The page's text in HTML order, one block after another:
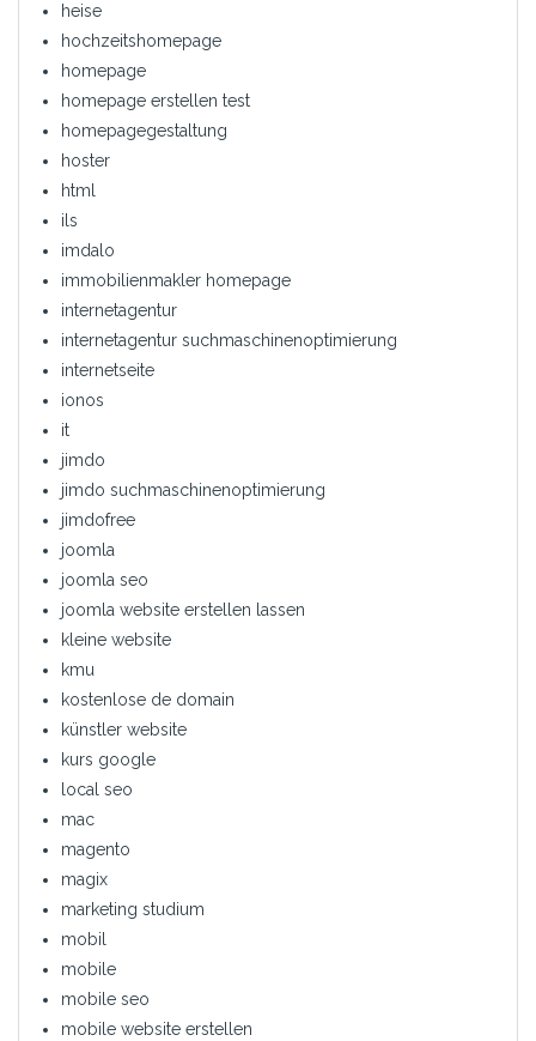
heise
hochzeitshomepage
homepage
homepage erstellen test
homepagegestaltung
hoster
html
ils
imdalo
immobilienmakler homepage
internetagentur
internetagentur suchmaschinenoptimierung
internetseite
ionos
it
jimdo
jimdo suchmaschinenoptimierung
jimdofree
joomla
joomla seo
joomla website erstellen lassen
kleine website
kmu
kostenlose de domain
künstler website
kurs google
local seo
mac
magento
magix
marketing studium
mobil
mobile
mobile seo
mobile website erstellen